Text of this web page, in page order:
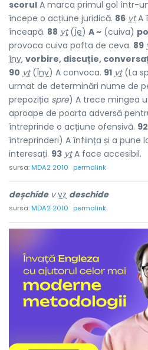
scorul A marca primul gol într-
începe o acțiune juridică. 86 vtA
înceapă. 88 vt(Îe) A ~ (cuiva)
provoca cuiva pofta de ceva. 89
înv, vorbire, discuție,
90 vt(Înv) A convoca. 91 vt(La
urmat de determinări nume de
prepoziția spre) A trece mingea
aproape de poarta adversă
întreprinde o acțiune ofensivă. 92
întreprinderi) A înființa și a pune
interesați. 93 vtA face accesibil.
sursa:MDA2 2010 permalink
deșchídev vz deschide
sursa:MDA2 2010 permalink